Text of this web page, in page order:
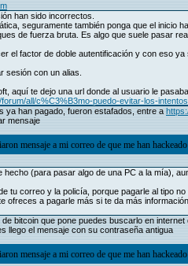
han sido incorrectos.
seguramente también ponga que el inicio ha
de fuerza bruta. Es algo que suele pasar
el factor de doble autentificación y con eso
sesión con un alias.
aquí te dejo una url donde al usuario le
all/c%C3%B3mo-puedo-evitar-los-
ya han pagado, fueron estafados, entre a
mensaje
mensaje a mi correo de que me han
(para pasar algo de una PC a la mía),
tu correo y la policía, porque pagarle al tipo
ofreces a pagarle más si te da más
bitcoin que pone puedes buscarlo en
llego el mensaje con su contraseña antigua
mensaje a mi correo de que me han